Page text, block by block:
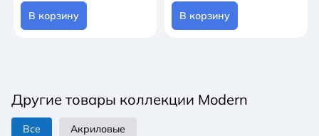
В корзину В корзину
Другие товары коллекции Modern
Все Акриловые